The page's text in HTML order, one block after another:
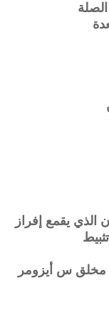
الذي يقمع إفراز
مخلق س أيزومر